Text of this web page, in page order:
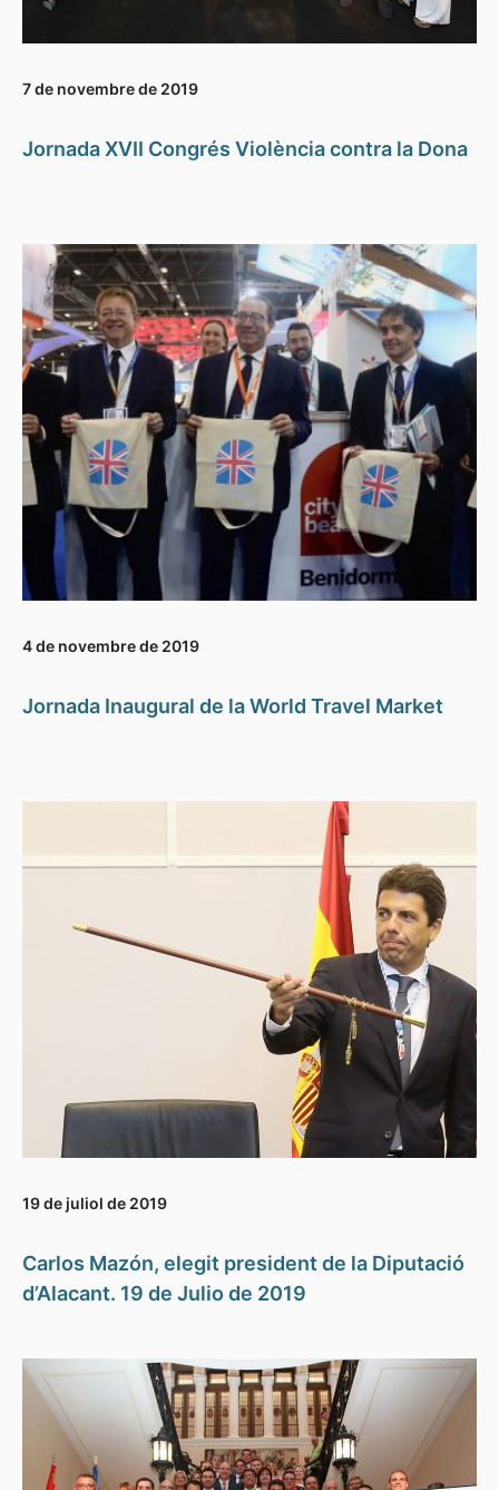
7 de novembre de 2019
Jornada XVII Congrés Violència contra la Dona
4 de novembre de 2019
Jornada Inaugural de la World Travel Market
19 de juliol de 2019
Carlos Mazón, elegit president de la Diputació
d’Alacant. 19 de Julio de 2019